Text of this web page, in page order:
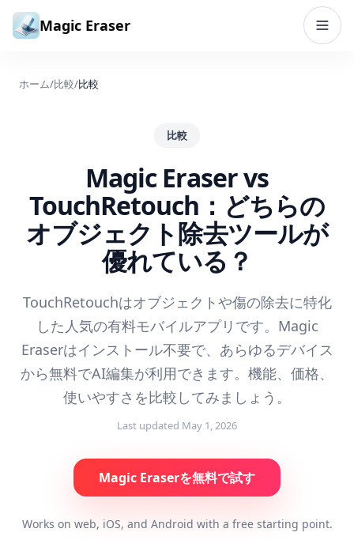
コンテンツへスキップ
Magic Eraser
ホーム/比較/比較
比較
Magic Eraser vs
TouchRetouch：どちらの
オブジェクト除去ツールが
優れている？
TouchRetouchはオブジェクトや傷の除去に特化
した人気の有料モバイルアプリです。Magic
Eraserはインストール不要で、あらゆるデバイス
から無料でAI編集が利用できます。機能、価格、
使いやすさを比較してみましょう。
Last updated May 1, 2026
Magic Eraserを無料で試す
Works on web, iOS, and Android with a free starting point.